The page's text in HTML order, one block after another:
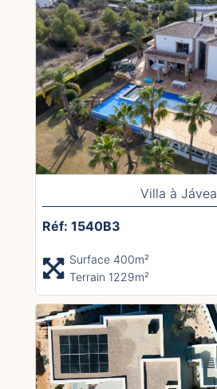
Villa à Jávea
Réf: 1540B3
Surface 400m²
Terrain 1229m²